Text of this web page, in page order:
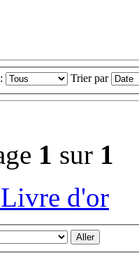
Trier par
1 sur 1
d'or